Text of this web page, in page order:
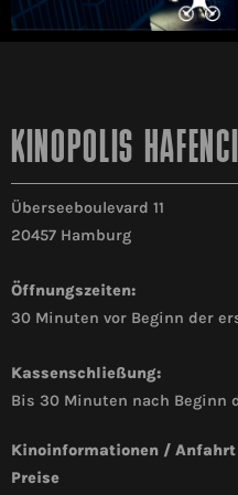
KINOPOLIS
Überseeboulevard 11
20457 Hamburg
Öffnungszeiten:
30 Minuten vor Beginn der
Kassenschließung:
Bis 30 Minuten nach Beginn
Kinoinformationen / Anfahrt
Preise